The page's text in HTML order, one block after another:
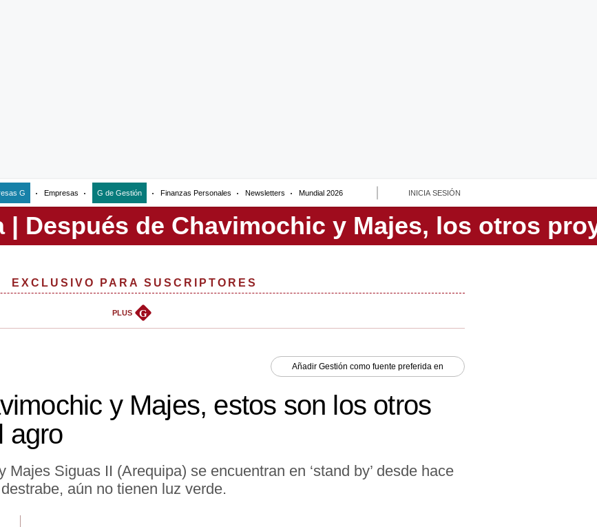
G Empresas G de Gestión Finanzas Personales Newsletters Mundial 2026 INICIA SESIÓN
EXCLUSIVO PARA SUSCRIPTORES
PLUS G
Añadir Gestión como fuente preferida en
y Majes, estos son los otros
agro
Siguas II (Arequipa) se encuentran en ‘stand by’ desde hace
aún no tienen luz verde.